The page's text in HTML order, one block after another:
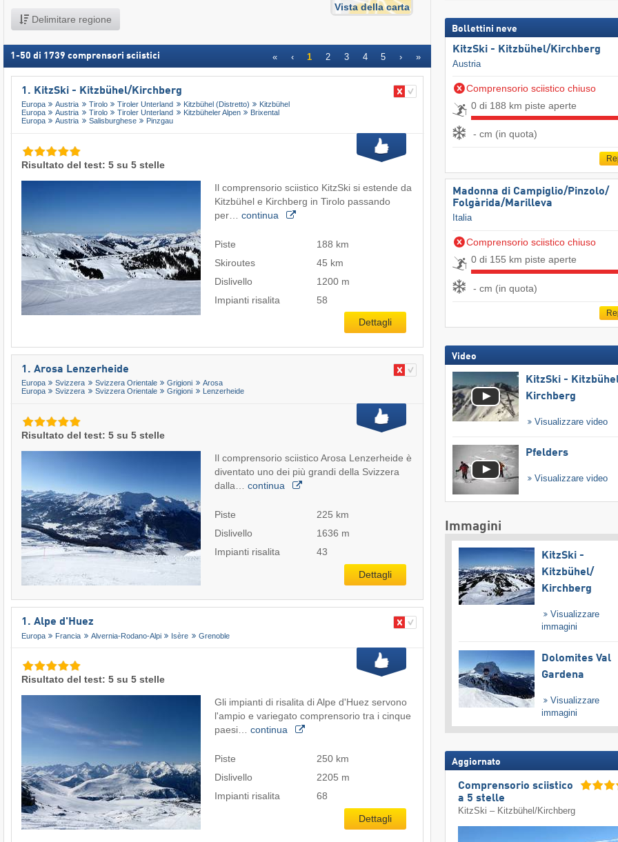
Delimitare regione
Vista della carta
1 -50 di 1739 comprensori sciistici « ‹ 1 2 3 4 5 › »
1. KitzSki - Kitzbühel/​Kirchberg
Europa Austria Tirolo Tiroler Unterland Kitzbühel (Distretto)
Kitzbühel
Europa
Austria Tirolo Tiroler Unterland Kitzbüheler Alpen
Brixental
Europa
Austria Salisburghese Pinzgau
Risultato del test: 5 su 5 stelle
Il comprensorio sciistico KitzSki si estende da
Kitzbühel e Kirchberg in Tirolo passando
per… continua
Piste
188 km
Skiroutes
45 km
Dislivello
1200 m
Impianti risalita
58
Dettagli
1. Arosa Lenzerheide
Europa Svizzera Svizzera Orientale Grigioni
Arosa
Europa
Svizzera Svizzera Orientale Grigioni Lenzerheide
Risultato del test: 5 su 5 stelle
Il comprensorio sciistico Arosa Lenzerheide è
diventato uno dei più grandi della Svizzera
dalla… continua
Piste
225 km
Dislivello
1636 m
Impianti risalita
43
Dettagli
1. Alpe d'Huez
Europa Francia Alvernia-Rodano-Alpi Isère Grenoble
Risultato del test: 5 su 5 stelle
Gli impianti di risalita di Alpe d'Huez servono
l'ampio e variegato comprensorio tra i cinque
paesi… continua
Piste
250 km
Dislivello
2205 m
Impianti risalita
68
Dettagli
Bollettini neve
KitzSki - Kitzbühel/​Kirchberg
Austria
Comprensorio sciistico chiuso
0 di 188 km piste aperte
- cm (in quota)
Madonna di Campiglio/​Pinzolo/​
Folgàrida/​Marilleva
Italia
Comprensorio sciistico chiuso
0 di 155 km piste aperte
- cm (in quota)
Video
KitzSki -
Kirchberg
Visualizzare video
Pfelders
Visualizzare video
Immagini
KitzSki -
Kitzbühel/​
Kirchberg
Visualizzare
immagini
Dolomites Val
Gardena
Visualizzare
immagini
Aggiornato
Comprensorio sciistico
a 5 stelle
KitzSki – Kitzbühel/​Kirchberg